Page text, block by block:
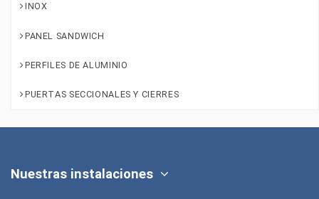
INOX
PANEL SANDWICH
PERFILES DE ALUMINIO
PUERTAS SECCIONALES Y CIERRES
Nuestras instalaciones